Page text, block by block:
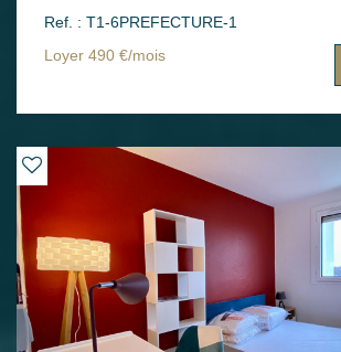
dont 40.00 € de charges Montant des dépenses
théoriques d'énergie annuelle : entre
(année des prix moyens des énergies
2021,2022,2023) Dépôt de garantie :
Honoraires rédaction bail : 128.00 €
informations sur les risques auxquels ce
sont disponibles sur le site Géorisques :
Ref. : T1-6PREFECTURE-1
Loyer 490 €/mois